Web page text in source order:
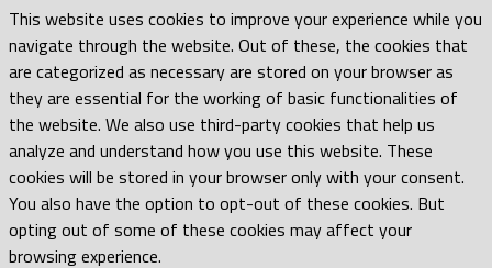
This website uses cookies to improve your experience while you
navigate through the website. Out of these, the cookies that
are categorized as necessary are stored on your browser as
they are essential for the working of basic functionalities of
the website. We also use third-party cookies that help us
analyze and understand how you use this website. These
cookies will be stored in your browser only with your consent.
You also have the option to opt-out of these cookies. But
opting out of some of these cookies may affect your
browsing experience.